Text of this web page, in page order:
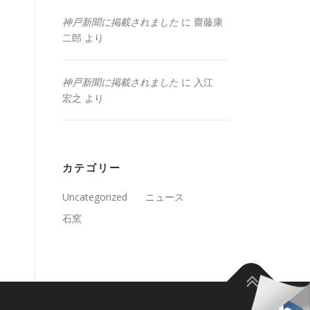
神戸新聞に掲載されました に 齋藤康
二郎 より
神戸新聞に掲載されました に 入江
宏之 より
カテゴリー
Uncategorized
ニュース
石窯